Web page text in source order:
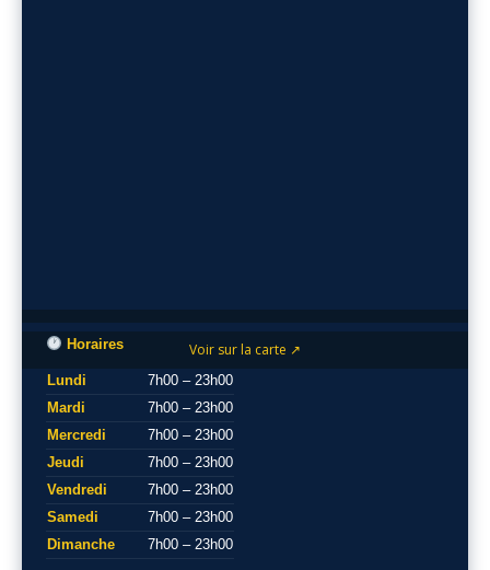
Voir sur la carte ↗
Horaires
Lundi
7h00 – 23h00
Mardi
7h00 – 23h00
Mercredi
7h00 – 23h00
Jeudi
7h00 – 23h00
Vendredi
7h00 – 23h00
Samedi
7h00 – 23h00
Dimanche
7h00 – 23h00